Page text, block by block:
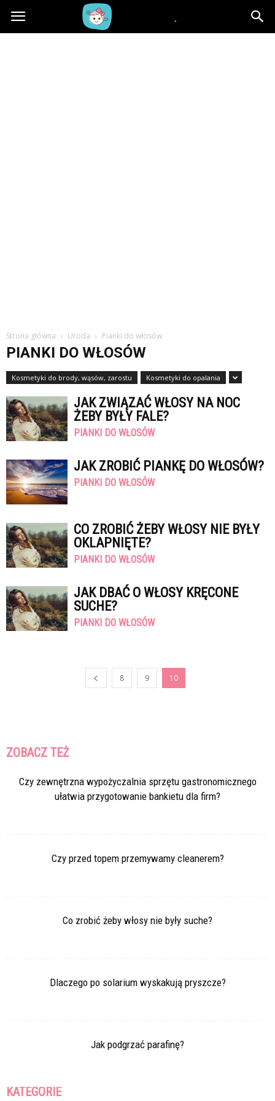
Beblaki.pl
Strona główna Uroda Pianki do włosów
PIANKI DO WŁOSÓW
Kosmetyki do brody, wąsów, zarostu Kosmetyki do opalania
JAK ZWIĄZAĆ WŁOSY NA NOC
ŻEBY BYŁY FALE?
PIANKI DO WŁOSÓW
JAK ZROBIĆ PIANKĘ DO WŁOSÓW?
PIANKI DO WŁOSÓW
CO ZROBIĆ ŻEBY WŁOSY NIE BYŁY
OKLAPNIĘTE?
PIANKI DO WŁOSÓW
JAK DBAĆ O WŁOSY KRĘCONE
SUCHE?
PIANKI DO WŁOSÓW
8 9 10
ZOBACZ TEŻ
Czy zewnętrzna wypożyczalnia sprzętu gastronomicznego
ułatwia przygotowanie bankietu dla firm?
Czy przed topem przemywamy cleanerem?
Co zrobić żeby włosy nie były suche?
Dlaczego po solarium wyskakują pryszcze?
Jak podgrzać parafinę?
KATEGORIE